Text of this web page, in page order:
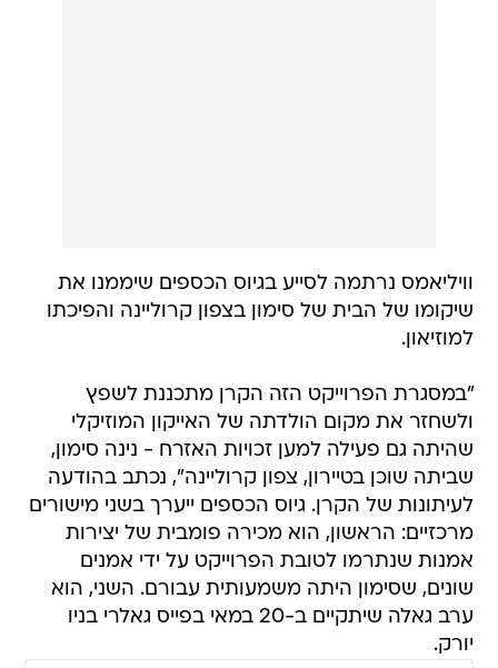
וויליאמס נרתמה לסייע בגיוס הכספים שיממנו את
שיקומו של הבית של סימון בצפון קרוליינה והפיכתו
למוזיאון.
"במסגרת הפרוייקט הזה הקרן מתכננת לשפץ
ולשחזר את מקום הולדתה של האייקון המוזיקלי
שהיתה גם פעילה למען זכויות האזרח - נינה סימון,
שביתה שוכן בטיירון, צפון קרוליינה", נכתב בהודעה
לעיתונות של הקרן. גיוס הכספים ייערך בשני מישורים
מרכזיים: הראשון, הוא מכירה פומבית של יצירות
אמנות שנתרמו לטובת הפרוייקט על ידי אמנים
שונים, שסימון היתה משמעותית עבורם. השני, הוא
ערב גאלה שיתקיים ב-20 במאי בפייס גאלרי בניו
יורק.